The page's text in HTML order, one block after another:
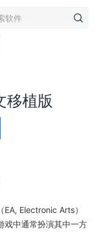
移植版
Electronic Arts）
戏中通常扮演其中一方